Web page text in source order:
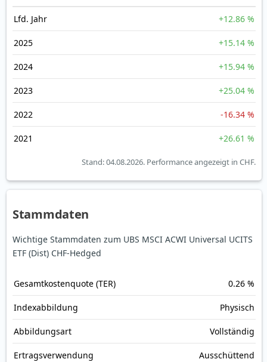
Lfd. Jahr +12.86 %
2025 +15.14 %
2024 +15.94 %
2023 +25.04 %
2022 -16.34 %
2021 +26.61 %
Stand: 04.08.2026. Performance angezeigt in CHF.
Stammdaten
Wichtige Stammdaten zum UBS MSCI ACWI Universal UCITS
ETF (Dist) CHF-Hedged
Gesamt­kosten­quote (TER) 0.26 %
Index­abbildung Physisch
Abbildungs­art Vollständig
Ertrags­verwendung Ausschüttend